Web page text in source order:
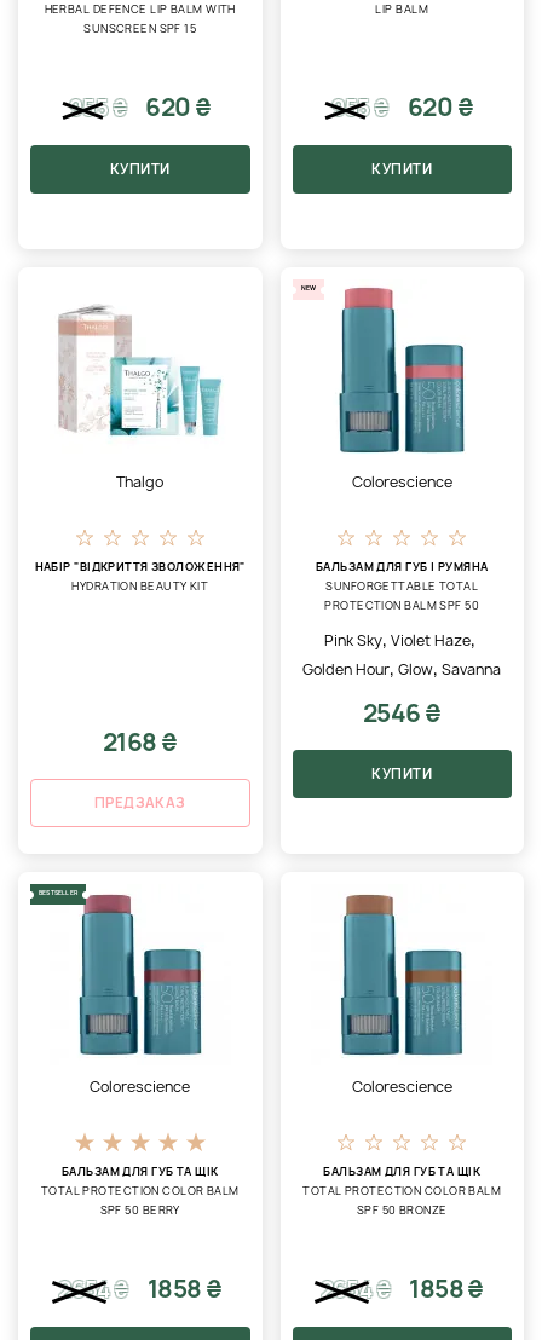
HERBAL DEFENCE LIP BALM WITH
SUNSCREEN SPF 15
955₴ 620 ₴
КУПИТИ
LIP BALM
955₴ 620 ₴
КУПИТИ
Thalgo
НАБІР "ВІДКРИТТЯ ЗВОЛОЖЕННЯ"
HYDRATION BEAUTY KIT
2168 ₴
ПРЕДЗАКАЗ
NEW
Colorescience
БАЛЬЗАМ ДЛЯ ГУБ | РУМЯНА
SUNFORGETTABLE TOTAL
PROTECTION BALM SPF 50
Pink Sky,Violet Haze,
Golden Hour,Glow,Savanna
2546 ₴
КУПИТИ
BESTSELLER
Colorescience
БАЛЬЗАМ ДЛЯ ГУБ ТА ЩІК
TOTAL PROTECTION COLOR BALM
SPF 50 BERRY
2654₴ 1858 ₴
Colorescience
БАЛЬЗАМ ДЛЯ ГУБ ТА ЩІК
TOTAL PROTECTION COLOR BALM
SPF 50 BRONZE
2654₴ 1858 ₴